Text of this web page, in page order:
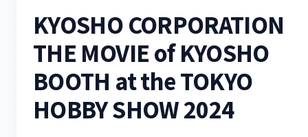
KYOSHO
THE MOVIE of KYOSHO
BOOTH at the TOKYO
HOBBY SHOW 2024